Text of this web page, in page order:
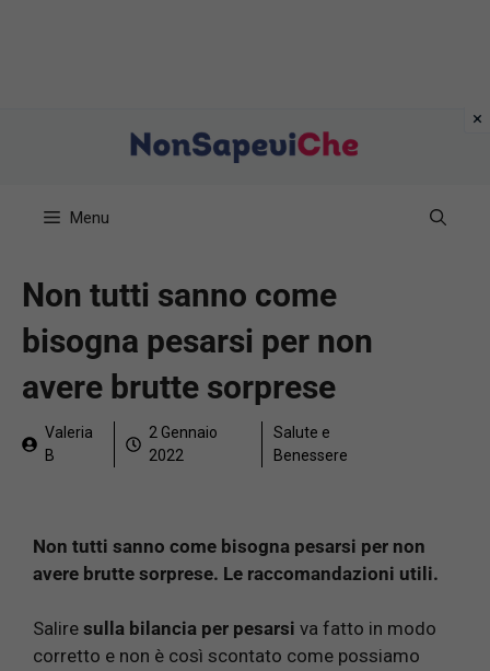
Menu
Non tutti sanno come
bisogna pesarsi per non
avere brutte sorprese
Valeria
B
2 Gennaio
2022
Salute e
Benessere
Non tutti sanno come bisogna pesarsi per non
avere brutte sorprese. Le raccomandazioni utili.
Salire sulla bilancia per pesarsi va fatto in modo
corretto e non è così scontato come possiamo